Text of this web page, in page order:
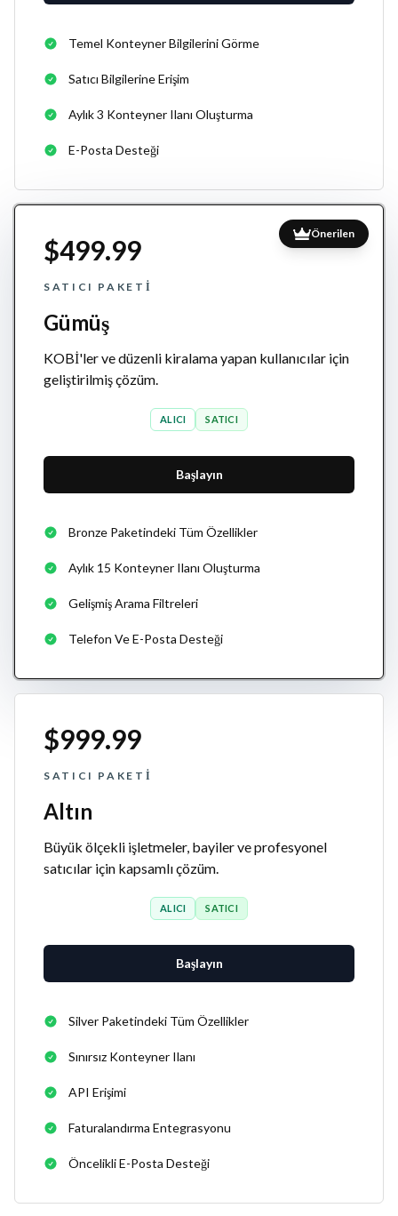
Temel Konteyner Bilgilerini Görme
Satıcı Bilgilerine Erişim
Aylık 3 Konteyner Ilanı Oluşturma
E-Posta Desteği
Önerilen
$499.99
SATICI PAKETI
Gümüş
KOBİ'ler ve düzenli kiralama yapan kullanıcılar için
geliştirilmiş çözüm.
ALICI SATICI
Başlayın
Bronze Paketindeki Tüm Özellikler
Aylık 15 Konteyner Ilanı Oluşturma
Gelişmiş Arama Filtreleri
Telefon Ve E-Posta Desteği
$999.99
SATICI PAKETI
Altın
Büyük ölçekli işletmeler, bayiler ve profesyonel
satıcılar için kapsamlı çözüm.
ALICI SATICI
Başlayın
Silver Paketindeki Tüm Özellikler
Sınırsız Konteyner Ilanı
API Erişimi
Faturalandırma Entegrasyonu
Öncelikli E-Posta Desteği